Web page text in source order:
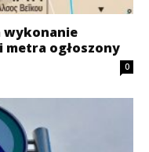
wykonanie
ogłoszony
0